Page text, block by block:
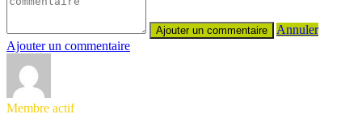
Annuler
Ajouter un commentaire
Membre actif